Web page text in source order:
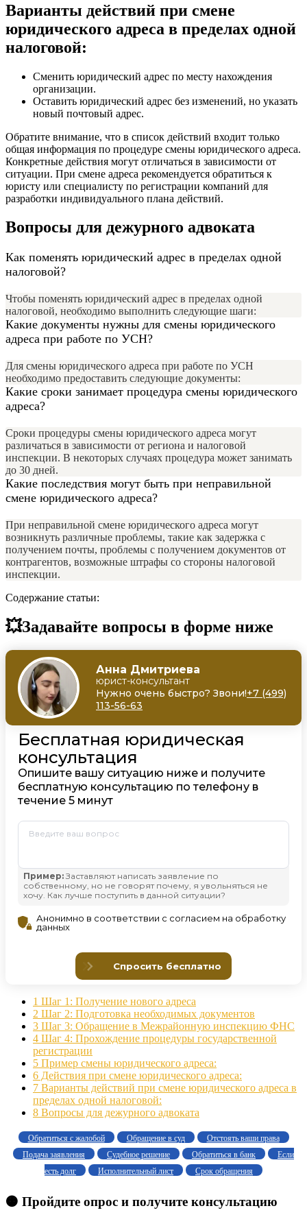
Варианты действий при смене
юридического адреса в пределах одной
налоговой:
Сменить юридический адрес по месту нахождения
организации.
Оставить юридический адрес без изменений, но указать
новый почтовый адрес.
Обратите внимание, что в список действий входит только
общая информация по процедуре смены юридического адреса.
Конкретные действия могут отличаться в зависимости от
ситуации. При смене адреса рекомендуется обратиться к
юристу или специалисту по регистрации компаний для
разработки индивидуального плана действий.
Вопросы для дежурного адвоката
Как поменять юридический адрес в пределах одной
налоговой?
Чтобы поменять юридический адрес в пределах одной
налоговой, необходимо выполнить следующие шаги:
Какие документы нужны для смены юридического
адреса при работе по УСН?
Для смены юридического адреса при работе по УСН
необходимо предоставить следующие документы:
Какие сроки занимает процедура смены юридического
адреса?
Сроки процедуры смены юридического адреса могут
различаться в зависимости от региона и налоговой
инспекции. В некоторых случаях процедура может занимать
до 30 дней.
Какие последствия могут быть при неправильной
смене юридического адреса?
При неправильной смене юридического адреса могут
возникнуть различные проблемы, такие как задержка с
получением почты, проблемы с получением документов от
контрагентов, возможные штрафы со стороны налоговой
инспекции.
Содержание статьи:
💥Задавайте вопросы в форме ниже
1 Шаг 1: Получение нового адреса
2 Шаг 2: Подготовка необходимых документов
3 Шаг 3: Обращение в Межрайонную инспекцию ФНС
4 Шаг 4: Прохождение процедуры государственной
регистрации
5 Пример смены юридического адреса:
6 Действия при смене юридического адреса:
7 Варианты действий при смене юридического адреса в
пределах одной налоговой:
8 Вопросы для дежурного адвоката
Обратиться с жалобой Обращение в суд
Отстоять ваши права
Подача заявления
Судебное решение Обратиться в банк
Если
есть долг
Исполнительный лист Срок обращения
🟠 Пройдите опрос и получите консультацию